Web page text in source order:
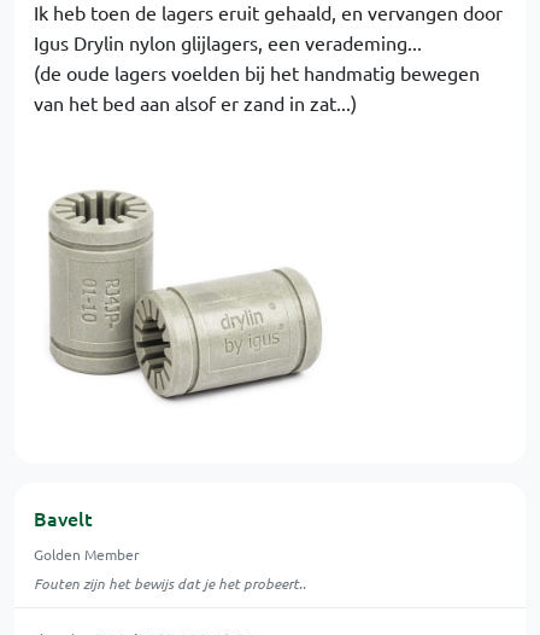
Ik heb toen de lagers eruit gehaald, en vervangen door
Igus Drylin nylon glijlagers, een verademing...
(de oude lagers voelden bij het handmatig bewegen
van het bed aan alsof er zand in zat...)
Bavelt
Golden Member
Fouten zijn het bewijs dat je het probeert..